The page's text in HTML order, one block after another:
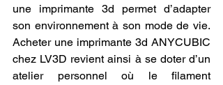
une imprimante 3d permet d’adapter
son environnement à son mode de vie.
Acheter une imprimante 3d ANYCUBIC
chez LV3D revient ainsi à se doter d’un
atelier personnel où le filament